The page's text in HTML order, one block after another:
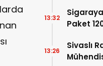
Paket
13:32
Sivaslı
13:26